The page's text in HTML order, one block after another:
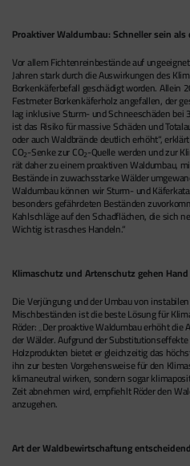
Proaktiver Waldumbau: Schneller sein
Vor allem Fichtenreinbestände auf
Jahren stark durch die Auswirkungen des
Borkenkäferbefall geschädigt worden.
Festmeter Borkenkäferholz angefallen, der
lag inklusive Sturm- und Schneeschäden
ist das Risiko für massive Schäden und
oder auch Waldbrände deutlich erhöht“,
CO2-Senke zur CO2-Quelle werden und zur
rät daher zu einem proaktiven Waldumbau,
Bestände in zuwachsstarke Wälder
Waldumbau können wir Sturm- und
besonders gefährdeten Beständen
Kahlschläge auf den Schadflächen, die sich
Wichtig ist rasches Handeln.“
Klimaschutz und Artenschutz gehen
Die Verjüngung und der Umbau von
Mischbeständen ist die beste Lösung für
Röder: „Der proaktive Waldumbau erhöht
der Wälder. Aufgrund der
Holzprodukten bietet er gleichzeitig das
ihn zur besten Vorgehensweise für den
klimaneutral wirken, sondern sogar
Zeit abnehmen wird, empfiehlt Röder den
anzugehen.
Art der Waldbewirtschaftung entscheidend